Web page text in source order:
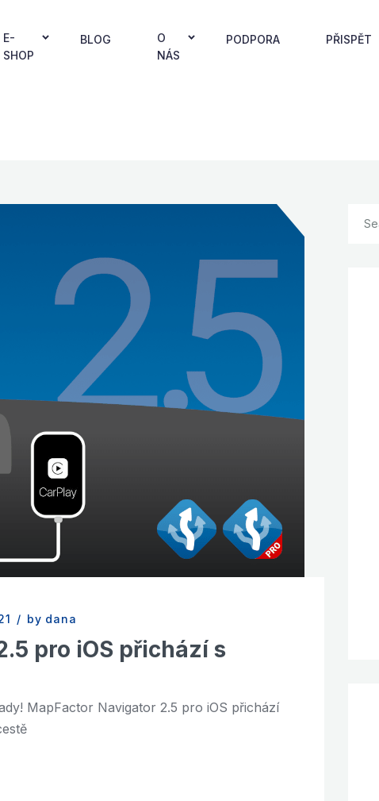
E-
SHOP
BLOG
O
NÁS
PODPORA PŘISPĚT
/ by dana
pro iOS přichází s
MapFactor Navigator 2.5 pro iOS přichází